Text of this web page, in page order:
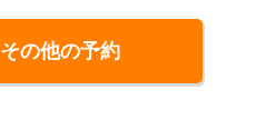
の他の予約